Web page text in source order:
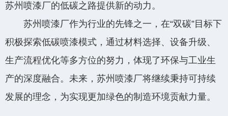
苏州喷漆厂的低碳之路提供新的动力。
苏州喷漆厂作为行业的先锋之一，在“双碳”目标下
积极探索低碳喷漆模式，通过材料选择、设备升级、
生产流程优化等多方位的努力，体现了环保与工业生
产的深度融合。未来，苏州喷漆厂将继续秉持可持续
发展的理念，为实现更加绿色的制造环境贡献力量。